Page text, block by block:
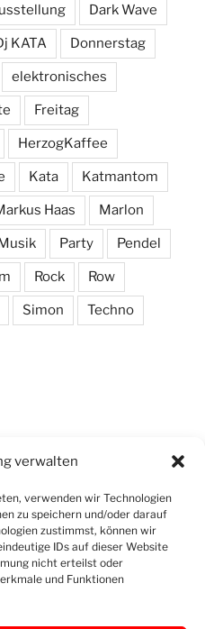
verwalten
verwenden wir Technologien
zu speichern und/oder darauf
zustimmst, können wir
IDs auf dieser Website
nicht erteilst oder
und Funktionen
Dark Wave
KATA Donnerstag
elektronisches
Freitag
HerzogKaffee
Kata Katmantom
Haas Marlon
Party Pendel
Rock Row
Simon Techno
präsentiert von WordPress